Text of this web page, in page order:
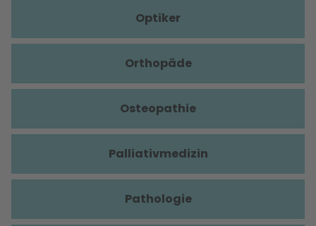
Optiker
Orthopäde
Osteopathie
Palliativmedizin
Pathologie